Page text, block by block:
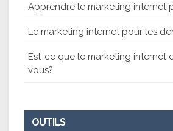
Apprendre le marketing internet
Le marketing internet pour les
Est-ce que le marketing internet
vous?
OUTILS